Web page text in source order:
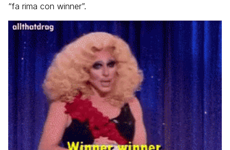
“fa rima con winner”.